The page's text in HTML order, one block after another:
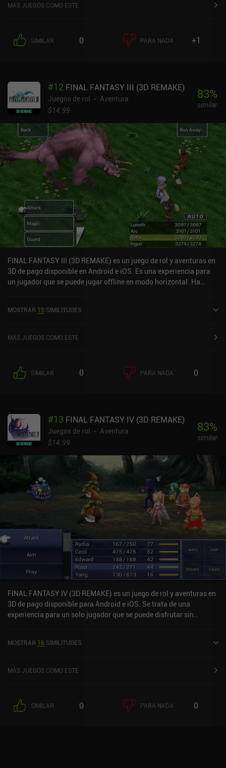
MÁS JUEGOS COMO ESTE
SIMILAR 0 PARA NADA +1
#12 FINAL FANTASY III (3D REMAKE)
Juegos de rol
Aventura
$14.99
83%
similar
FINAL FANTASY III (3D REMAKE) es un juego de rol y aventuras en
3D de pago disponible en Android e iOS. Es una experiencia para
un jugador que se puede jugar offline en modo horizontal. Ha
una valoración actual de 4,2 sobre 5,0 en Google Play y de 4,1
MOSTRAR 15 SIMILITUDES
MÁS JUEGOS COMO ESTE
SIMILAR 0 PARA NADA 0
#13 FINAL FANTASY IV (3D REMAKE)
Juegos de rol
Aventura
$14.99
83%
similar
FINAL FANTASY IV (3D REMAKE) es un juego de rol y aventuras en
3D de pago disponible para Android e iOS. Se trata de una
experiencia para un solo jugador que se puede disfrutar sin
REMAKE) se lanzó en junio de 2013 y cuenta actualmente con una
App Store de iOS.
MOSTRAR 16 SIMILITUDES
MÁS JUEGOS COMO ESTE
SIMILAR 0 PARA NADA 0